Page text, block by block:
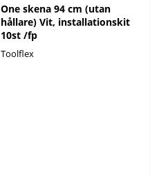
One skena 94 cm (utan
hållare) Vit, installationskit
10st /fp
Toolflex